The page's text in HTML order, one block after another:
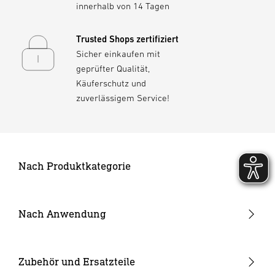
innerhalb von 14 Tagen
Trusted Shops zertifiziert
Sicher einkaufen mit
geprüfter Qualität,
Käuferschutz und
zuverlässigem Service!
Nach Produktkategorie
24V Garten-Lichtsystem
Strahler und Spots
Nach Anwendung
Hauseingang
Zubehör und Ersatzteile